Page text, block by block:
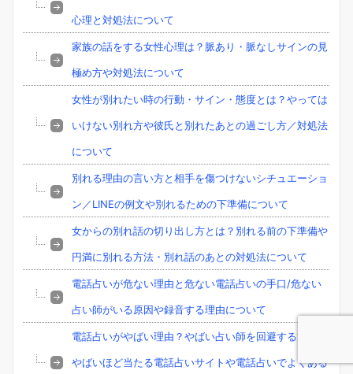
心理と対処法について
家族の話をする女性心理は？脈あり・脈なしサインの見
極め方や対処法について
女性が別れたい時の行動・サイン・態度とは？やっては
いけない別れ方や彼氏と別れたあとの過ごし方／対処法
について
別れる理由の言い方と相手を傷つけないシチュエーショ
ン／LINEの例文や別れるための下準備について
女からの別れ話の切り出し方とは？別れる前の下準備や
円満に別れる方法・別れ話のあとの対処法について
電話占いが危ない理由と危ない電話占いの手口/危ない
占い師がいる原因や録音する理由について
電話占いがやばい理由？やばい占い師を回避する方法と
やばいほど当たる電話占いサイトや電話占いでよくある